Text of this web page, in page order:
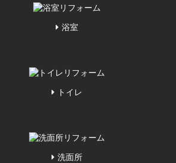
浴室
トイレ
洗面所